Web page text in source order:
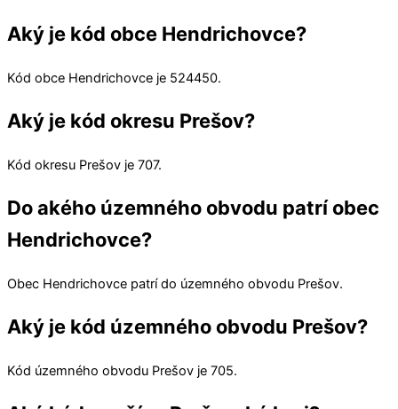
Aký je kód obce Hendrichovce?
Kód obce Hendrichovce je 524450.
Aký je kód okresu Prešov?
Kód okresu Prešov je 707.
Do akého územného obvodu patrí obec
Hendrichovce?
Obec Hendrichovce patrí do územného obvodu Prešov.
Aký je kód územného obvodu Prešov?
Kód územného obvodu Prešov je 705.